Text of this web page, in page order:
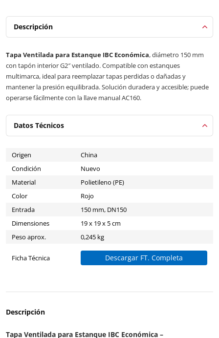
Descripción
Tapa Ventilada para Estanque IBC Económica, diámetro 150 mm
con tapón interior G2″ ventilado. Compatible con estanques
multimarca, ideal para reemplazar tapas perdidas o dañadas y
mantener la presión equilibrada. Solución duradera y accesible; puede
operarse fácilmente con la llave manual AC160.
Datos Técnicos
Origen
China
Condición
Nuevo
Material
Polietileno (PE)
Color
Rojo
Entrada
150 mm, DN150
Dimensiones
19 x 19 x 5 cm
Peso aprox.
0,245 kg
Ficha Técnica Descargar FT. Completa
Descripción
Tapa Ventilada para Estanque IBC Económica –